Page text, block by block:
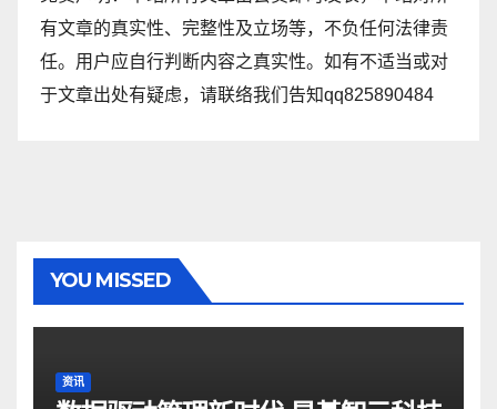
有文章的真实性、完整性及立场等，不负任何法律责
任。用户应自行判断内容之真实性。如有不适当或对
于文章出处有疑虑，请联络我们告知qq825890484
YOU MISSED
资讯